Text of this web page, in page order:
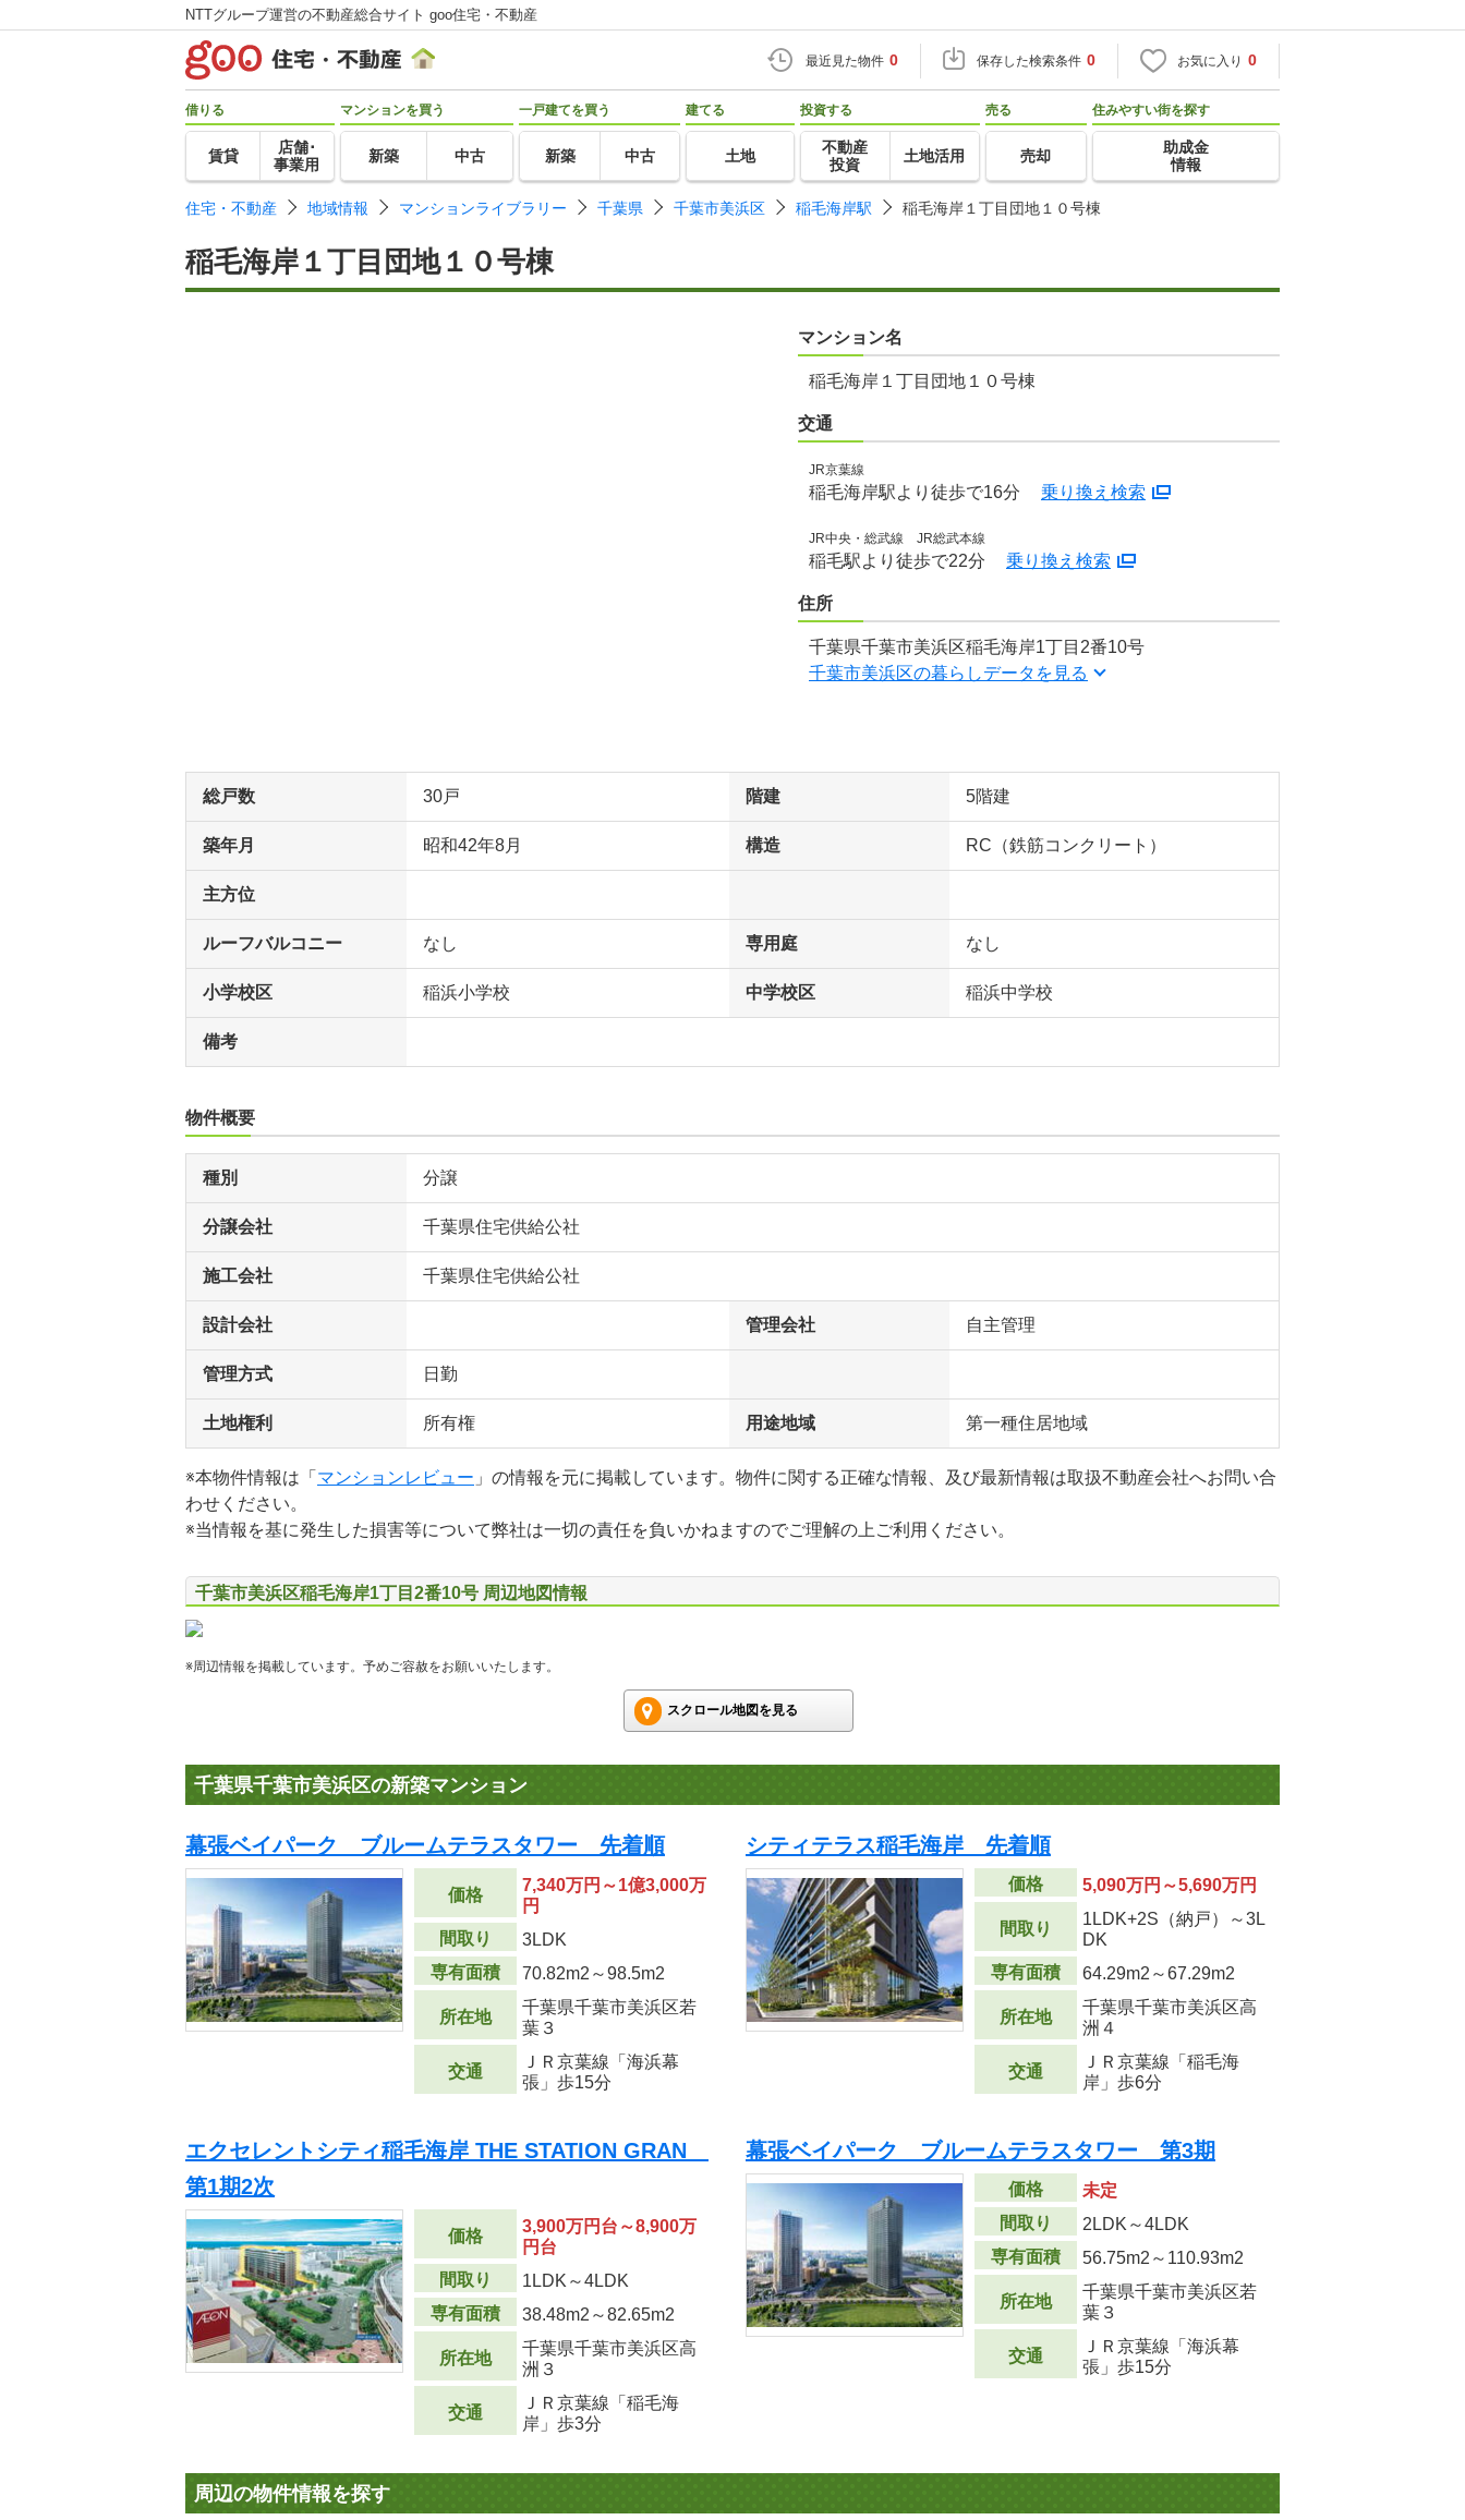
NTTグループ運営の不動産総合サイト goo住宅・不動産
最近見た物件 0 保存した検索条件 0 お気に入り 0
借りる
賃貸
店舗･
事業用
マンションを買う
新築 中古
一戸建てを買う
新築 中古
建てる
土地
投資する
不動産
投資
土地活用
売る
売却
住みやすい街を探す
助成金
情報
住宅・不動産 地域情報 マンションライブラリー 千葉県 千葉市美浜区 稲毛海岸駅 稲毛海岸１丁目団地１０号棟
稲毛海岸１丁目団地１０号棟
マンション名
稲毛海岸１丁目団地１０号棟
交通
JR京葉線
稲毛海岸駅より徒歩で16分 乗り換え検索
JR中央・総武線 JR総武本線
稲毛駅より徒歩で22分 乗り換え検索
住所
千葉県千葉市美浜区稲毛海岸1丁目2番10号
千葉市美浜区の暮らしデータを見る
総戸数 30戸 階建 5階建
築年月 昭和42年8月 構造 RC（鉄筋コンクリート）
主方位
ルーフバルコニー なし 専用庭 なし
小学校区 稲浜小学校 中学校区 稲浜中学校
備考
物件概要
種別 分譲
分譲会社 千葉県住宅供給公社
施工会社 千葉県住宅供給公社
設計会社 管理会社 自主管理
管理方式 日勤
土地権利 所有権 用途地域 第一種住居地域
※本物件情報は「 マンションレビュー 」の情報を元に掲載しています。物件に関する正確な情報、及び最新情報は取扱不動産会社へお問い合
わせください。
※当情報を基に発生した損害等について弊社は一切の責任を負いかねますのでご理解の上ご利用ください。
千葉市美浜区稲毛海岸1丁目2番10号 周辺地図情報
※周辺情報を掲載しています。予めご容赦をお願いいたします。
スクロール地図を見る
千葉県千葉市美浜区の新築マンション
幕張ベイパーク ブルームテラスタワー 先着順
価格
7,340万円～1億3,000万
円
間取り
3LDK
専有面積
70.82m2 ～98.5m2
所在地
千葉県千葉市美浜区若
葉３
交通
ＪＲ京葉線「海浜幕
張」歩15分
シティテラス稲毛海岸 先着順
価格 5,090万円～5,690万円
間取り
1LDK+2S（納戸）～3L
DK
専有面積
64.29m2 ～67.29m2
所在地
千葉県千葉市美浜区高
洲４
交通
ＪＲ京葉線「稲毛海
岸」歩6分
エクセレントシティ稲毛海岸 THE STATION GRAN
第1期2次
価格
3,900万円台～8,900万
円台
間取り
1LDK～4LDK
専有面積
38.48m2 ～82.65m2
所在地
千葉県千葉市美浜区高
洲３
交通
ＪＲ京葉線「稲毛海
岸」歩3分
幕張ベイパーク ブルームテラスタワー 第3期
価格
未定
間取り
2LDK～4LDK
専有面積
56.75m2 ～110.93m2
所在地
千葉県千葉市美浜区若
葉３
交通
ＪＲ京葉線「海浜幕
張」歩15分
周辺の物件情報を探す